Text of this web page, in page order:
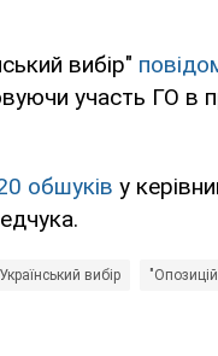
вибір"
участь ГО в
обшуків у
Український вибір